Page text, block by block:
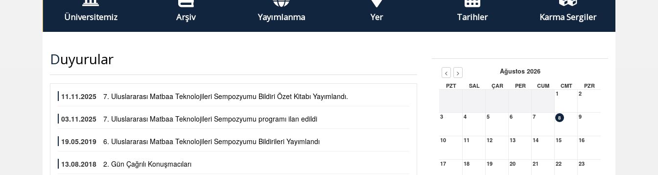
Üniversitemiz Arşiv Yayımlanma Yer Tarihler Karma Sergiler
Duyurular
11.11.2025 7. Uluslararası Matbaa Teknolojileri Sempozyumu Bildiri Özet Kitabı Yayımlandı.
03.11.2025 7. Uluslararası Matbaa Teknolojileri Sempozyumu programı ilan edildi
19.05.2019 6. Uluslararası Matbaa Teknolojileri Sempozyumu Bildirileri Yayımlandı
13.08.2018 2. Gün Çağrılı Konuşmacıları
< > Ağustos 2026
PZT SAL ÇAR PER CUM CMT
PZR
1
2
3 4 5 6 7 8 9
10 11 12 13 14 15 16
17 18 19 20 21 22 23